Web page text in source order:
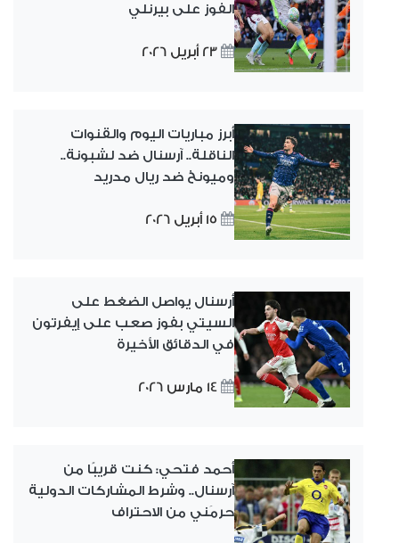
الفوز على بيرنلي
23 أبريل 2026
أبرز مباريات اليوم والقنوات
الناقلة.. آرسنال ضد لشبونة..
وميونخ ضد ريال مدريد
15 أبريل 2026
أرسنال يواصل الضغط على
السيتي بفوز صعب على إيفرتون
في الدقائق الأخيرة
14 مارس 2026
أحمد فتحي: كنت قريبًا من
آرسنال.. وشرط المشاركات الدولية
حرمَني من الاحتراف